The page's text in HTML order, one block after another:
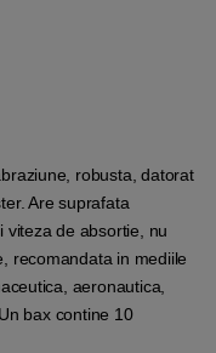
robusta, datorat
Are suprafata
viteza de absortie, nu
recomandata in mediile
aeronautica,
bax contine 10